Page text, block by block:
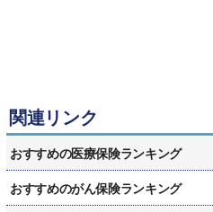
関連リンク
おすすめの医療保険ランキング
おすすめのがん保険ランキング